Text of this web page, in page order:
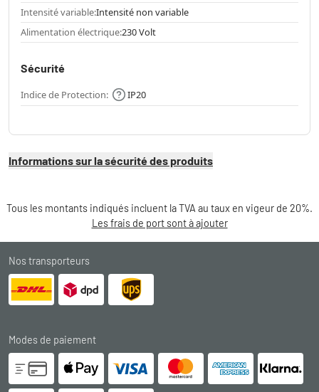
Intensité variable:Intensité non variable
Alimentation électrique:230 Volt
Sécurité
Indice de Protection: IP20
Informations sur la sécurité des produits
Tous les montants indiqués incluent la TVA au taux en vigeur de 20%.
Les frais de port sont à ajouter
Nos transporteurs
Modes de paiement